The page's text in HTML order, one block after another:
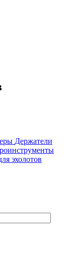
Держатели
эхолотов